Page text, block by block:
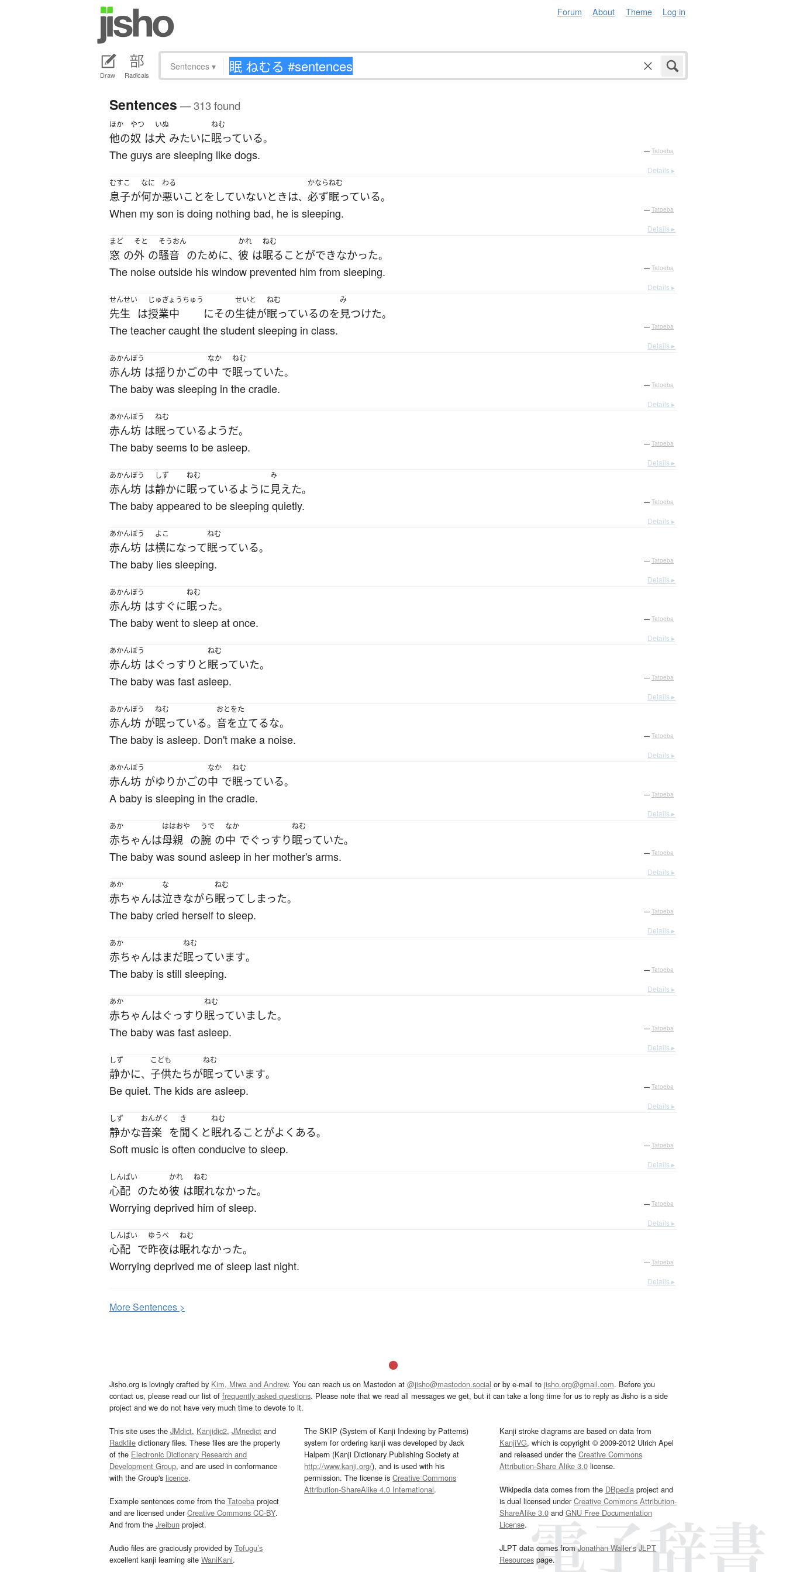
Forum About Theme Log in
Draw Radicals
Sentences ▾
Sentences — 313 found
ほか
他の
やつ
奴 は
いぬ
犬 みたいに
ねむ
眠っている。
The guys are sleeping like dogs. — Tatoeba
Details ▸
むすこ
息子が
なに
何か
わる
悪いことを していないときは、
かなら
必ず
ねむ
眠っている。
When my son is doing nothing bad, he is sleeping. — Tatoeba
Details ▸
まど
窓 の
そと
外 の
そうおん
騒音 のために、
かれ
彼 は
ねむ
眠る ことができなかった。
The noise outside his window prevented him from sleeping. — Tatoeba
Details ▸
せんせい
先生 は
じゅぎょうちゅう
授業中 にその
せいと
生徒が
ねむ
眠っているのを
み
見つけた。
The teacher caught the student sleeping in class. — Tatoeba
Details ▸
あかんぼう
赤ん坊 は揺りかごの
なか
中 で
ねむ
眠っていた。
The baby was sleeping in the cradle. — Tatoeba
Details ▸
あかんぼう
赤ん坊 は
ねむ
眠っているようだ。
The baby seems to be asleep. — Tatoeba
Details ▸
あかんぼう
赤ん坊 は
しず
静かに
ねむ
眠っているように
み
見えた。
The baby appeared to be sleeping quietly. — Tatoeba
Details ▸
あかんぼう
赤ん坊 は
よこ
横になって
ねむ
眠っている。
The baby lies sleeping. — Tatoeba
Details ▸
あかんぼう
赤ん坊 はすぐに
ねむ
眠った。
The baby went to sleep at once. — Tatoeba
Details ▸
あかんぼう
赤ん坊 はぐっすりと
ねむ
眠っていた。
The baby was fast asleep. — Tatoeba
Details ▸
あかんぼう
赤ん坊 が
ねむ
眠っている。
おとをた
音を立てるな。
The baby is asleep. Don't make a noise. — Tatoeba
Details ▸
あかんぼう
赤ん坊 がゆりかごの
なか
中 で
ねむ
眠っている。
A baby is sleeping in the cradle. — Tatoeba
Details ▸
あか
赤ちゃんは
ははおや
母親 の
うで
腕 の
なか
中 でぐっすり
ねむ
眠っていた。
The baby was sound asleep in her mother's arms. — Tatoeba
Details ▸
あか
赤ちゃんは
な
泣きながら
ねむ
眠って しまった。
The baby cried herself to sleep. — Tatoeba
Details ▸
あか
赤ちゃんはまだ
ねむ
眠っています。
The baby is still sleeping. — Tatoeba
Details ▸
あか
赤ちゃんはぐっすり
ねむ
眠っていました。
The baby was fast asleep. — Tatoeba
Details ▸
しず
静かに、
こども
子供たちが
ねむ
眠っています。
Be quiet. The kids are asleep. — Tatoeba
Details ▸
しず
静かな
おんがく
音楽 を
き
聞く と
ねむ
眠れる ことがよくある。
Soft music is often conducive to sleep. — Tatoeba
Details ▸
しんぱい
心配 のため
かれ
彼 は
ねむ
眠れなかった。
Worrying deprived him of sleep. — Tatoeba
Details ▸
しんぱい
心配 で
ゆうべ
昨夜は
ねむ
眠れなかった。
Worrying deprived me of sleep last night. — Tatoeba
Details ▸
MoreSentences >
Jisho.org is lovingly crafted by Kim, Miwa and Andrew. You can reach us on Mastodon at @jisho@mastodon.social or by e-mail to jisho.org@gmail.com. Before you
contact us, please read our list of frequently asked questions. Please note that we read all messages we get, but it can take a long time for us to reply as Jisho is a side
project and we do not have very much time to devote to it.
This site uses the JMdict, Kanjidic2, JMnedict and
Radkfile dictionary files. These files are the property
of the Electronic Dictionary Research and
Development Group, and are used in conformance
with the Group's licence.
Example sentences come from the Tatoeba project
and are licensed underCreative Commons CC-BY.
And from the Jreibun project.
Audio files are graciously provided by Tofugu’s
excellent kanji learning site WaniKani.
The SKIP (System of Kanji Indexing by Patterns)
system for ordering kanji was developed by Jack
Halpern (Kanji Dictionary Publishing Society at
http://www.kanji.org/), and is used with his
permission. The license isCreative Commons
Attribution-ShareAlike 4.0 International.
Kanji stroke diagrams are based on data from
KanjiVG, which is copyright © 2009-2012 Ulrich Apel
and released under the Creative Commons
Attribution-Share Alike 3.0license.
Wikipedia data comes from the DBpediaproject and
is dual licensed underCreative Commons Attribution-
ShareAlike 3.0and GNU Free Documentation
License.
JLPT data comes fromJonathan Waller‘s JLPT
Resourcespage.